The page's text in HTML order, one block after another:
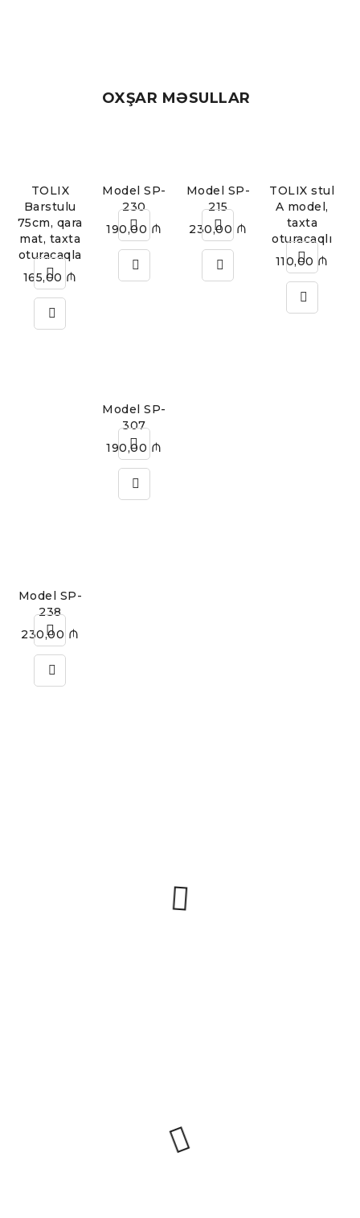
OXŞAR MƏSULLAR
TOLIX
Barstulu
75cm, qara
mat, taxta
oturacaqla
165,00 ₼
Model SP-
230
190,00 ₼
Model SP-
215
230,00 ₼
TOLIX stul
A model,
taxta
oturacaqlı
110,00 ₼
Model SP-
307
190,00 ₼
Model SP-
238
230,00 ₼